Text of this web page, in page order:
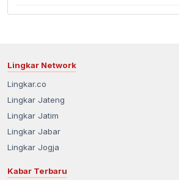
Lingkar Network
Lingkar.co
Lingkar Jateng
Lingkar Jatim
Lingkar Jabar
Lingkar Jogja
Kabar Terbaru